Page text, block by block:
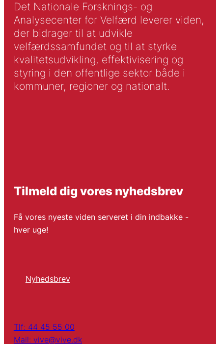
Det Nationale Forsknings- og
Analysecenter for Velfærd leverer viden,
der bidrager til at udvikle
velfærdssamfundet og til at styrke
kvalitetsudvikling, effektivisering og
styring i den offentlige sektor både i
kommuner, regioner og nationalt.
Tilmeld dig vores nyhedsbrev
Få vores nyeste viden serveret i din indbakke -
hver uge!
Nyhedsbrev
Tlf: 44 45 55 00
Mail: vive@vive.dk